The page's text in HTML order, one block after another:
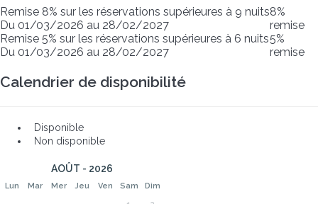
Remise 8% sur les réservations supérieures à 9 nuits
Du 01/03/2026 au 28/02/2027
8%
remise
Remise 5% sur les réservations supérieures à 6 nuits
Du 01/03/2026 au 28/02/2027
5%
remise
Calendrier de disponibilité
Disponible
Non disponible
AOÛT - 2026
Lun Mar Mer Jeu Ven Sam Dim